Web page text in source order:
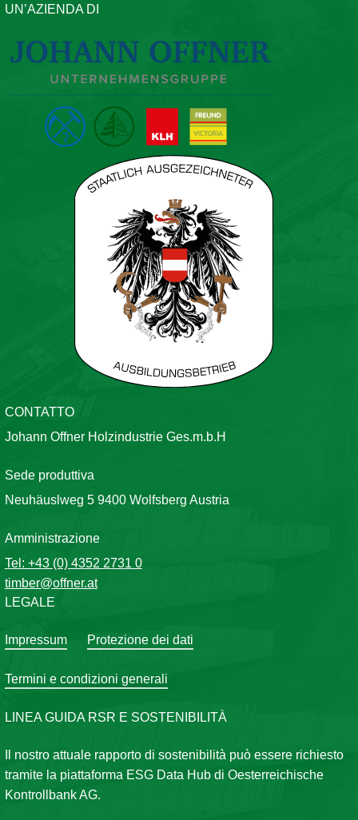
UN’AZIENDA DI
CONTATTO
Johann Offner Holzindustrie Ges.m.b.H
Sede produttiva
Neuhäuslweg 5 9400 Wolfsberg Austria
Amministrazione
Tel: +43 (0) 4352 2731 0
timber@offner.at
LEGALE
Impressum Protezione dei dati
Termini e condizioni generali
LINEA GUIDA RSR E SOSTENIBILITÀ
Il nostro attuale rapporto di sostenibilità può essere richiesto
tramite la piattaforma ESG Data Hub di Oesterreichische
Kontrollbank AG.